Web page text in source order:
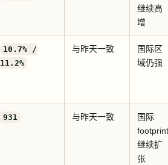
继续高
增
10.7% /
11.2%
与昨天一致
国际区
域仍强
931 与昨天一致
国际
footprint
继续扩
张